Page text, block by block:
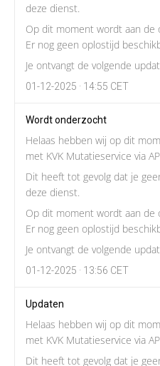
deze dienst.
Op dit moment wordt aan de
Er nog geen oplostijd
Je ontvangt de volgende
01-12-2025 · 14:55 CET
Wordt onderzocht
Helaas hebben wij op dit
met KVK Mutatieservice via
Dit heeft tot gevolg dat je
deze dienst.
Op dit moment wordt aan de
Er nog geen oplostijd
Je ontvangt de volgende
01-12-2025 · 13:56 CET
Updaten
Helaas hebben wij op dit
met KVK Mutatieservice via
Dit heeft tot gevolg dat je